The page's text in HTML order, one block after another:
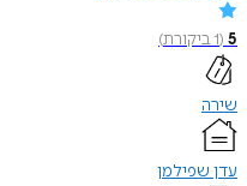
5
(
1ביקורת)
שירה
עדן שפילמן